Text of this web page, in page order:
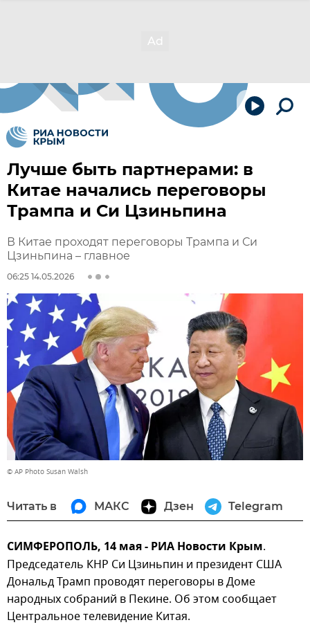
Лучше быть партнерами: в
Китае начались переговоры
Трампа и Си Цзиньпина
В Китае проходят переговоры Трампа и Си
Цзиньпина – главное
06:25 14.05.2026
© AP Photo Susan Walsh
Читать в МАКС Дзен Telegram
СИМФЕРОПОЛЬ, 14 мая - РИА Новости Крым.
Председатель КНР Си Цзиньпин и президент США
Дональд Трамп проводят переговоры в Доме
народных собраний в Пекине. Об этом сообщает
Центральное телевидение Китая.